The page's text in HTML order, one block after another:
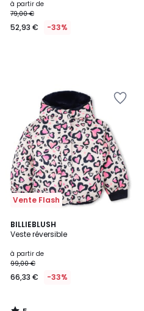
à partir de
79,00 €
52,93 € -33%
Vente Flash
BILLIEBLUSH
Veste réversible
à partir de
99,00 €
66,33 € -33%
5
/